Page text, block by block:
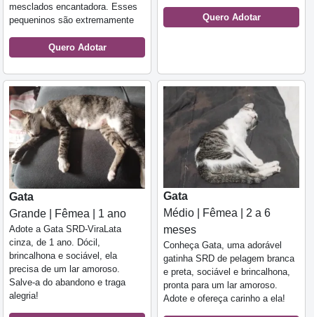
mesclados encantadora. Esses
pequeninos são extremamente
Quero Adotar
Quero Adotar
Gata
Grande | Fêmea | 1 ano
Adote a Gata SRD-ViraLata
cinza, de 1 ano. Dócil,
brincalhona e sociável, ela
precisa de um lar amoroso.
Salve-a do abandono e traga
alegria!
Gata
Médio | Fêmea | 2 a 6
meses
Conheça Gata, uma adorável
gatinha SRD de pelagem branca
e preta, sociável e brincalhona,
pronta para um lar amoroso.
Adote e ofereça carinho a ela!